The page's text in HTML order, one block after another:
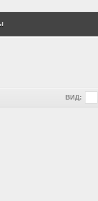
ВИД: